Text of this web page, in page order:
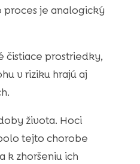
je analogický
čistiace prostriedky,
v riziku hrajú aj
života. Hoci
tejto chorobe
k zhoršeniu ich